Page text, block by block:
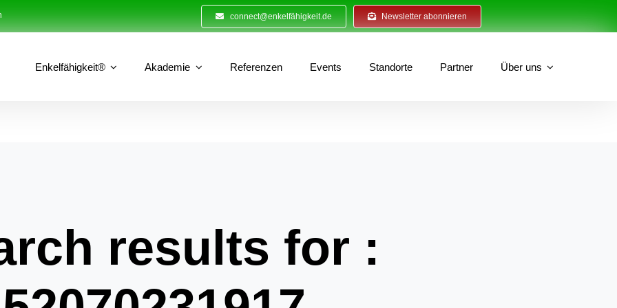
connect@enkelfähigkeit.de Newsletter abonnieren
Enkelfähigkeit® Akademie Referenzen Events Standorte Partner Über uns
results for :